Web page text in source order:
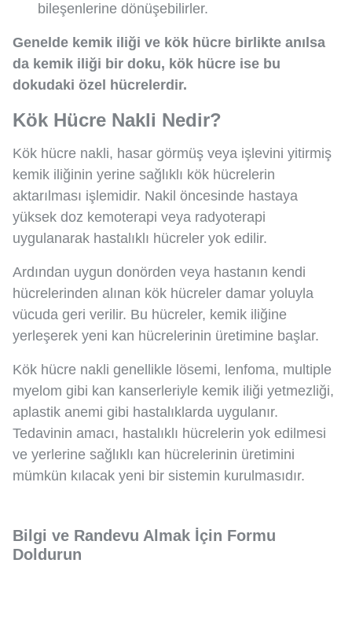
bileşenlerine dönüşebilirler.
Genelde kemik iliği ve kök hücre birlikte anılsa
da kemik iliği bir doku, kök hücre ise bu
dokudaki özel hücrelerdir.
Kök Hücre Nakli Nedir?
Kök hücre nakli, hasar görmüş veya işlevini yitirmiş
kemik iliğinin yerine sağlıklı kök hücrelerin
aktarılması işlemidir. Nakil öncesinde hastaya
yüksek doz kemoterapi veya radyoterapi
uygulanarak hastalıklı hücreler yok edilir.
Ardından uygun donörden veya hastanın kendi
hücrelerinden alınan kök hücreler damar yoluyla
vücuda geri verilir. Bu hücreler, kemik iliğine
yerleşerek yeni kan hücrelerinin üretimine başlar.
Kök hücre nakli genellikle lösemi, lenfoma, multiple
myelom gibi kan kanserleriyle kemik iliği yetmezliği,
aplastik anemi gibi hastalıklarda uygulanır.
Tedavinin amacı, hastalıklı hücrelerin yok edilmesi
ve yerlerine sağlıklı kan hücrelerinin üretimini
mümkün kılacak yeni bir sistemin kurulmasıdır.
Bilgi ve Randevu Almak İçin Formu
Doldurun